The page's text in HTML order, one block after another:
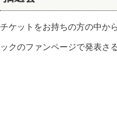
チケットをお持ちの方の中か
ックのファンページで発表さ